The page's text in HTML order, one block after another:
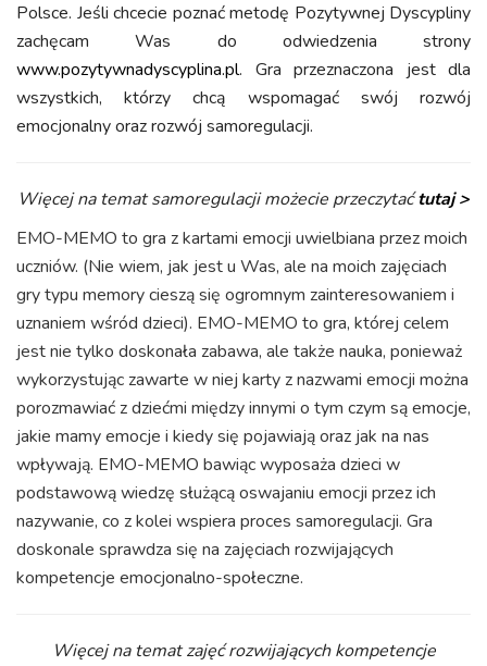
Polsce. Jeśli chcecie poznać metodę Pozytywnej Dyscypliny
zachęcam Was do odwiedzenia strony
www.pozytywnadyscyplina.pl. Gra przeznaczona jest dla
wszystkich, którzy chcą wspomagać swój rozwój
emocjonalny oraz rozwój samoregulacji.
Więcej na temat samoregulacji możecie przeczytaćtutaj >
EMO-MEMO to gra z kartami emocji uwielbiana przez moich
uczniów. (Nie wiem, jak jest u Was, ale na moich zajęciach
gry typu memory cieszą się ogromnym zainteresowaniem i
uznaniem wśród dzieci). EMO-MEMO to gra, której celem
jest nie tylko doskonała zabawa, ale także nauka, ponieważ
wykorzystując zawarte w niej karty z nazwami emocji można
porozmawiać z dziećmi między innymi o tym czym są emocje,
jakie mamy emocje i kiedy się pojawiają oraz jak na nas
wpływają. EMO-MEMO bawiąc wyposaża dzieci w
podstawową wiedzę służącą oswajaniu emocji przez ich
nazywanie, co z kolei wspiera proces samoregulacji. Gra
doskonale sprawdza się na zajęciach rozwijających
kompetencje emocjonalno-społeczne.
Więcej na temat zajęć rozwijających kompetencje